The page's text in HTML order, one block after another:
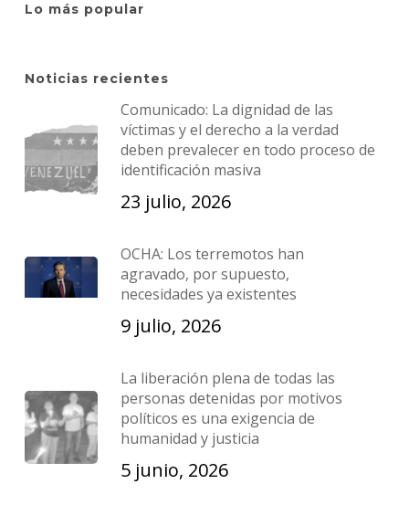
Lo más popular
Noticias recientes
Comunicado: La dignidad de las
víctimas y el derecho a la verdad
deben prevalecer en todo proceso de
identificación masiva
23 julio, 2026
OCHA: Los terremotos han
agravado, por supuesto,
necesidades ya existentes
9 julio, 2026
La liberación plena de todas las
personas detenidas por motivos
políticos es una exigencia de
humanidad y justicia
5 junio, 2026